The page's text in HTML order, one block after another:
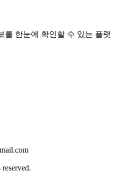
를 한눈에 확인할 수 있는 플랫